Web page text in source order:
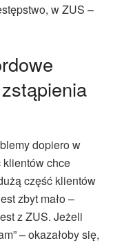
w ZUS –
dopiero w
klientów chce
część klientów
zbyt mało –
z ZUS. Jeżeli
– okazałoby się,